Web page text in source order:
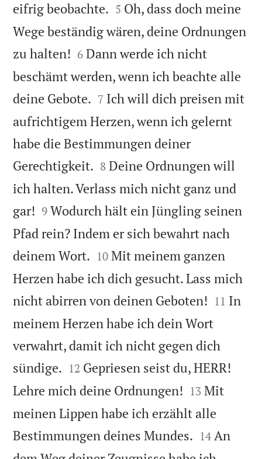
eifrig beobachte. 

5 Oh, dass doch meine
Wege beständig wären, deine Ordnungen
zu halten! 

6 Dann werde ich nicht
beschämt werden, wenn ich beachte alle
deine Gebote. 

7 Ich will dich preisen mit
aufrichtigem Herzen, wenn ich gelernt
habe die Bestimmungen deiner
Gerechtigkeit. 

8 Deine Ordnungen will
ich halten. Verlass mich nicht ganz und
gar! 

9 Wodurch hält ein Jüngling seinen
Pfad rein? Indem er sich bewahrt nach
deinem Wort. 

10 Mit meinem ganzen
Herzen habe ich dich gesucht. Lass mich
nicht abirren von deinen Geboten! 

11 In
meinem Herzen habe ich dein Wort
verwahrt, damit ich nicht gegen dich
sündige. 

12 Gepriesen seist du, HERR!
Lehre mich deine Ordnungen! 

13 Mit
meinen Lippen habe ich erzählt alle
Bestimmungen deines Mundes. 

14 An